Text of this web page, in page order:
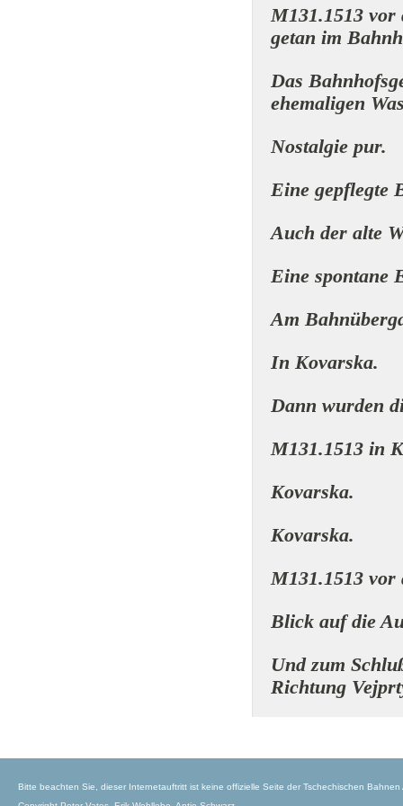
M131.1513 vor
getan im
Das
ehemaligen
Nostalgie pur.
Eine gepflegte
Auch der alte
Eine spontane
Am
In Kovarska.
Dann wurden
M131.1513 in
Kovarska.
Kovarska.
M131.1513 vor
Blick auf die
Und zum
Richtung
Bitte beachten Sie, dieser Internetauftritt ist keine offizielle Seite der Tschechischen